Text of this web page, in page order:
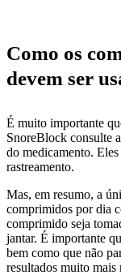
Como os
devem ser
É muito importante
SnoreBlock consulte
do medicamento.
rastreamento.
Mas, em resumo, a
comprimidos por dia
comprimido seja
jantar. É importante
bem como que não
resultados muito mais